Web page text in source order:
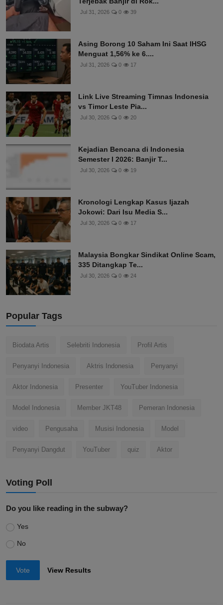
Jul 31, 2026 0 39
Asing Borong 10 Saham Ini Saat IHSG
Menguat 1,56% ke 6....
Jul 31, 2026 0 17
Link Live Streaming Timnas Indonesia
vs Timor Leste Pia...
Jul 30, 2026 0 20
Kejadian Bencana di Indonesia
Semester I 2026: Banjir T...
Jul 30, 2026 0 19
Kronologi Lengkap Kasus Ijazah
Jokowi: Dari Isu Media S...
Jul 30, 2026 0 17
Malaysia Bongkar Sindikat Online Scam,
335 Ditangkap Te...
Jul 30, 2026 0 24
Popular Tags
Biodata Artis Selebriti Indonesia Profil Artis
Penyanyi Indonesia Aktris Indonesia Penyanyi
Aktor Indonesia Presenter YouTuber Indonesia
Model Indonesia Member JKT48 Pemeran Indonesia
video Pengusaha Musisi Indonesia Model
Penyanyi Dangdut YouTuber quiz Aktor
Voting Poll
Do you like reading in the subway?
Yes
No
Vote View Results